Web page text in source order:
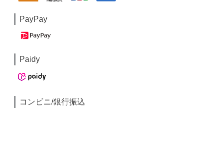
PayPay
Paidy
コンビニ/銀行振込